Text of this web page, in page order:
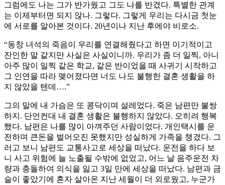
그럼에도 나는 그가 반가웠고 그도 나를 반겼다. 특별한 관계
는 이제부터면 되지 않나. 그렇다. 그렇게 우리는 다시금 첫눈
에 서로를 알아본 것이다. 20년이나 지난 후에야 비로소.
“동창 녀석의 죽음이 우리를 연결해줬다고 하면 이기적이고
잔인한 말 같지만 사실은 사실이니까. 우리가 좀 더 일찍, 아니
아주 많이 일찍 같은 학교, 같은 반이었을 때 사귀기 시작하고
그 인연을 따라 맺어졌다면 너도 나도 불행한 결혼 생활을 하
지 않았을 텐데….”
그의 말에 내 가슴은 또 콩닥이며 설레었다. 죽은 남편만 불쌍
하지. 단언컨대 내 결혼 생활은 불행하지 않았다. 오히려 행복
했다. 남편은 나를 많이 아껴주던 사람이었다. 개인택시를 운
전하며 큰돈을 벌어오진 못했지만 성실하게 가족을 챙겼다. 그
러고 보니 남편도 교통사고로 세상을 떠났다. 운전을 하다 보
니 사고 위험에 늘 노출될 수밖에 없었고, 어느 날 음주운전 차
량과 충돌하여 의식을 잃고 3일 만에 세상을 떠났다. 남편과 금
슬이 좋았기에 혼자 살아온 지난 세월이 더 외로웠고, 누군가